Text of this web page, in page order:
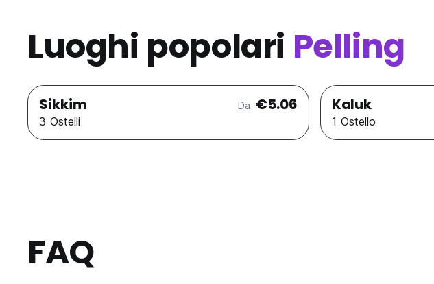
Luoghi popolari Pelling
Sikkim Da €5.06
3 Ostelli
Kaluk
1 Ostello
FAQ